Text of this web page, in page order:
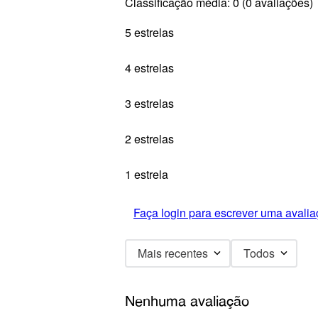
5 estrelas
4 estrelas
3 estrelas
2 estrelas
1 estrela
Faça login para escrever uma
Mais recentes Todos
Nenhuma avaliação